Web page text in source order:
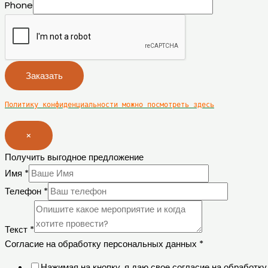
Phone
Заказать
Политику конфиденциальности можно посмотреть здесь
×
Получить выгодное предложение
Имя *
Телефон *
Текст *
Согласие на обработку персональных данных *